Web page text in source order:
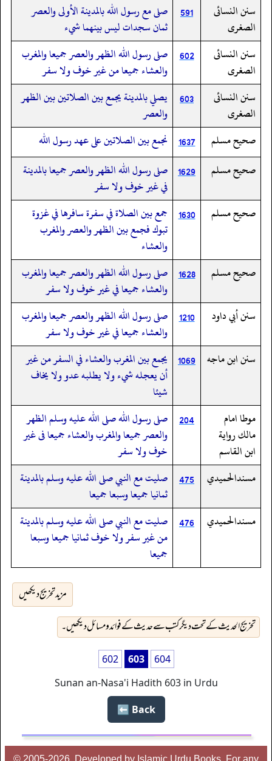
سنن النسائى
الصغرى
591
صلى مع رسول الله بالمدينة الأولى والعصر
ثمان سجدات ليس بينهما شيء
سنن النسائى
الصغرى
602
صلى رسول الله الظهر والعصر جميعا والمغرب
والعشاء جميعا من غير خوف ولا سفر
سنن النسائى
الصغرى
603
يصلي بالمدينة يجمع بين الصلاتين بين الظهر
والعصر
صحيح مسلم
1637 نجمع بين الصلاتين على عهد رسول الله
صحيح مسلم
1629 صلى رسول الله الظهر والعصر جميعا بالمدينة
في غير خوف ولا سفر
صحيح مسلم
1630 جمع بين الصلاة في سفرة سافرها في غزوة
تبوك فجمع بين الظهر والعصر والمغرب
والعشاء
صحيح مسلم
1628 صلى رسول الله الظهر والعصر جميعا والمغرب
والعشاء جميعا في غير خوف ولا سفر
سنن أبي داود
1210 صلى رسول الله الظهر والعصر جميعا والمغرب
والعشاء جميعا في غير خوف ولا سفر
سنن ابن ماجه 1069 يجمع بين المغرب والعشاء في السفر من غير
أن يعجله شيء ولا يطلبه عدو ولا يخاف
شيئا
موطا امام
مالك رواية
ابن القاسم
204 صلى رسول الله صلى الله عليه وسلم الظهر
والعصر جميعا والمغرب والعشاء جميعا فى غير
خوف ولا سفر
مسندالحميدي
475 صليت مع النبي صلى الله عليه وسلم بالمدينة
ثمانيا جميعا وسبعا جميعا
مسندالحميدي
476 صليت مع النبي صلى الله عليه وسلم بالمدينة
من غير سفر ولا خوف ثمانيا جميعا وسبعا
جميعا
مزید تخریج دیکھیں
تخریج الحدیث کے تحت دیگر کتب سے حدیث کے فوائد و مسائل دیکھیں۔
602 603
604
Sunan an-Nasa'i Hadith 603 in Urdu
Back ⬅️
© 2005-2026, Developed by Islamic Urdu Books, For any